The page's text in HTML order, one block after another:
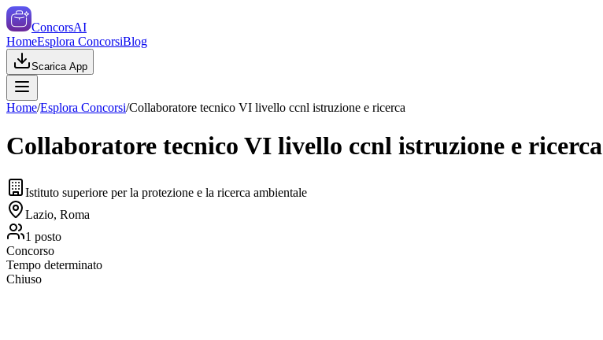
ConcorsAI
HomeEsplora ConcorsiBlog
Scarica App
Home/Esplora Concorsi/Collaboratore tecnico VI livello ccnl istruzione e ricerca
Collaboratore tecnico VI livello ccnl istruzione e ricerca
Istituto superiore per la protezione e la ricerca ambientale
Lazio, Roma
1 posto
Concorso
Tempo determinato
Chiuso